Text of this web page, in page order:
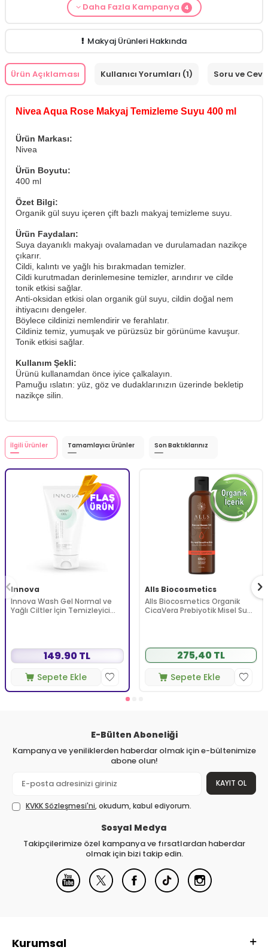
From Natura Kadınlar İçin Terleme Karşıtı
Makyaj Kategorisine Özel Fiyatİdea Derma
Cilt Bakım ürünü siparişinizdeMamaaura
Makyaj Ürünü Siparişinizdeİnnova Wash Gel
Daha Fazla Kampanya 4
Makyaj Ürünleri Hakkında
Ürün Açıklaması Kullanıcı Yorumları (1) Soru ve
Nivea Aqua Rose Makyaj Temizleme Suyu 400 ml
Ürün Markası:
Nivea
Ürün Boyutu:
400 ml
Özet Bilgi:
Organik gül suyu içeren çift bazlı makyaj temizleme suyu.
Ürün Faydaları:
Suya dayanıklı makyajı ovalamadan ve durulamadan nazikçe
çıkarır.
Cildi, kalıntı ve yağlı his bırakmadan temizler.
Cildi kurutmadan derinlemesine temizler, arındırır ve cilde
tonik etkisi sağlar.
Anti-oksidan etkisi olan organik gül suyu, cildin doğal nem
ihtiyacını dengeler.
Böylece cildinizi nemlendirir ve ferahlatır.
Cildiniz temiz, yumuşak ve pürüzsüz bir görünüme kavuşur.
Tonik etkisi sağlar.
Kullanım Şekli:
Ürünü kullanamdan önce iyice çalkalayın.
Pamuğu ıslatın: yüz, göz ve dudaklarınızın üzerinde bekletip
nazikçe silin.
İlgili Ürünler Tamamlayıcı Ürünler Son Baktıklarınız
Innova
Innova Wash Gel Normal ve
Yağlı Ciltler İçin Temizleyici
149.90 TL
Sepete Ekle
Alls Biocosmetics
Alls Biocosmetics Organik
CicaVera Prebiyotik Misel Su
275,40 TL
Sepete Ekle
E-Bülten Aboneliği
Kampanya ve yeniliklerden haberdar olmak için e-bültenimize
abone olun!
KAYIT OL
KVKK Sözleşmesi'ni, okudum, kabul ediyorum.
Sosyal Medya
Takipçilerimize özel kampanya ve fırsatlardan haberdar
olmak için bizi takip edin.
Kurumsal